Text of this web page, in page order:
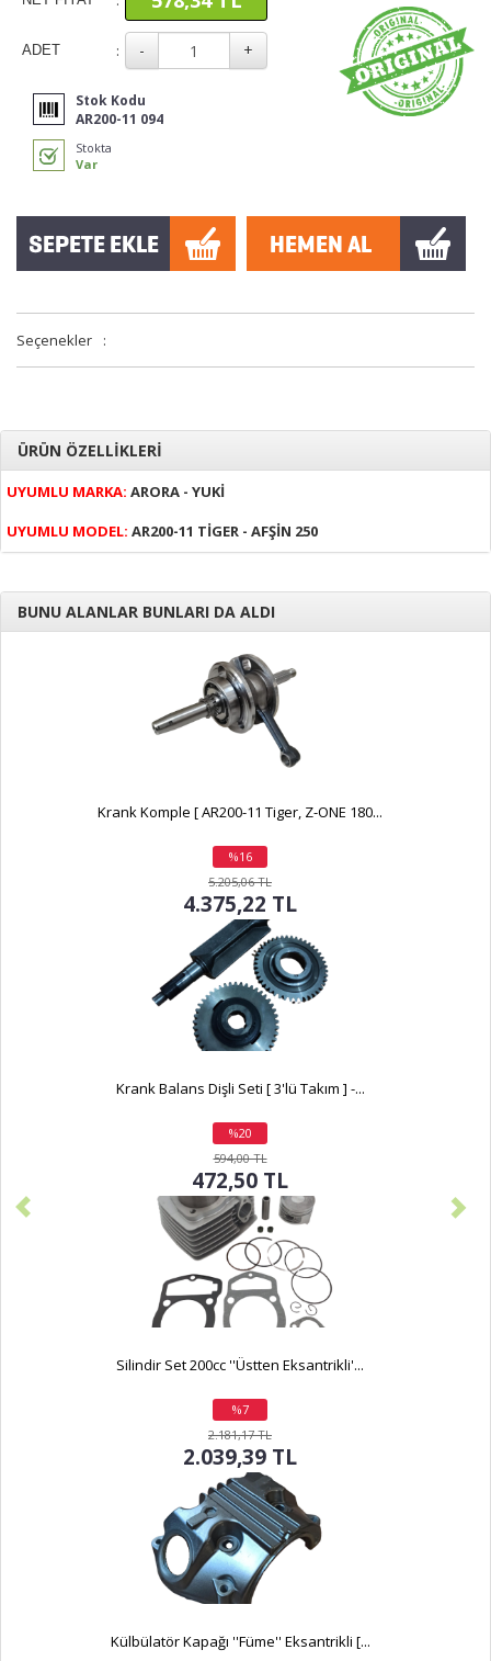
ADET :
Stok Kodu
AR200-11 094
Stokta
Var
Seçenekler :
ÜRÜN ÖZELLİKLERİ
UYUMLU MARKA: ARORA - YUKİ
UYUMLU MODEL: AR200-11 TİGER - AFŞİN 250
BUNU ALANLAR BUNLARI DA ALDI
Krank Komple [ AR200-11 Tiger, Z-ONE 180...
%16
indirim
5.205,06 TL
4.375,22 TL
Krank Balans Dişli Seti [ 3'lü Takım ] -...
%20
indirim
594,00 TL
472,50 TL
Silindir Set 200cc ''Üstten Eksantrikli'...
%7
indirim
2.181,17 TL
2.039,39 TL
Külbülatör Kapağı ''Füme'' Eksantrikli [...